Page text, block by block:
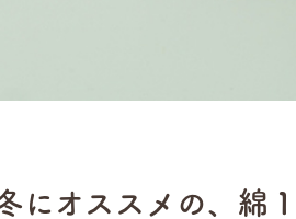
にオススメの、綿